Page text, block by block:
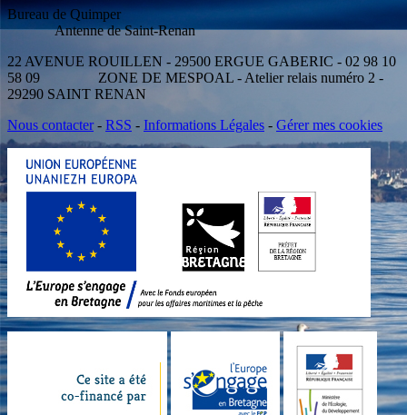
Bureau de Quimper
Antenne de Saint-Renan
22 AVENUE ROUILLEN - 29500 ERGUE GABERIC - 02 98 10
58 09 ZONE DE MESPOAL - Atelier relais numéro 2 -
29290 SAINT RENAN
Nous contacter- RSS - Informations Légales - Gérer mes cookies